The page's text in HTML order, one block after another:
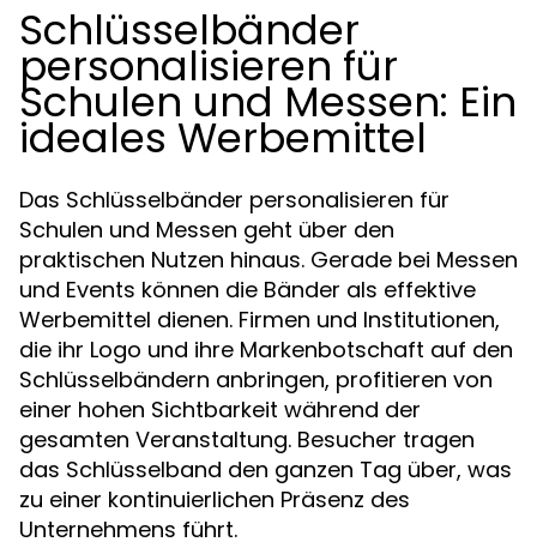
Schlüsselbänder
personalisieren für
Schulen und Messen: Ein
ideales Werbemittel
Das Schlüsselbänder personalisieren für
Schulen und Messen geht über den
praktischen Nutzen hinaus. Gerade bei Messen
und Events können die Bänder als effektive
Werbemittel dienen. Firmen und Institutionen,
die ihr Logo und ihre Markenbotschaft auf den
Schlüsselbändern anbringen, profitieren von
einer hohen Sichtbarkeit während der
gesamten Veranstaltung. Besucher tragen
das Schlüsselband den ganzen Tag über, was
zu einer kontinuierlichen Präsenz des
Unternehmens führt.